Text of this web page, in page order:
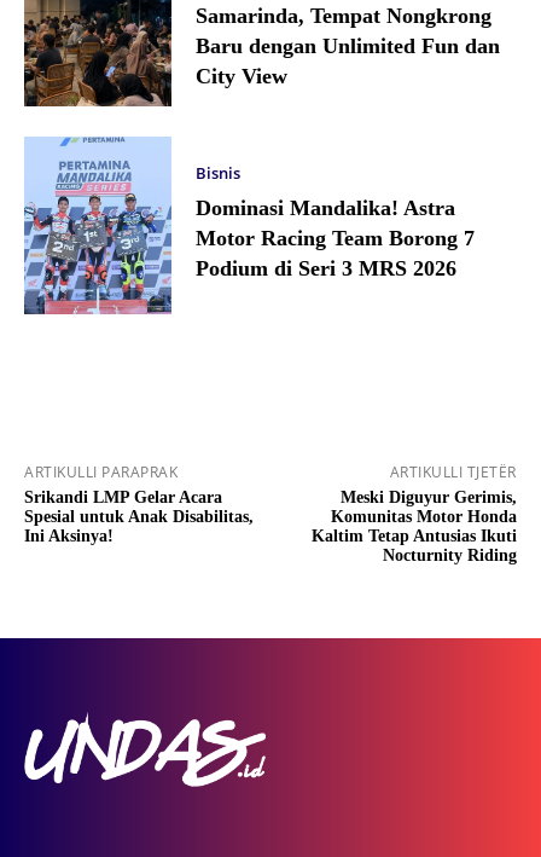
Samarinda, Tempat Nongkrong
Baru dengan Unlimited Fun dan
City View
Bisnis
Dominasi Mandalika! Astra
Motor Racing Team Borong 7
Podium di Seri 3 MRS 2026
ARTIKULLI PARAPRAK
Srikandi LMP Gelar Acara
Spesial untuk Anak Disabilitas,
Ini Aksinya!
ARTIKULLI TJETËR
Meski Diguyur Gerimis,
Komunitas Motor Honda
Kaltim Tetap Antusias Ikuti
Nocturnity Riding